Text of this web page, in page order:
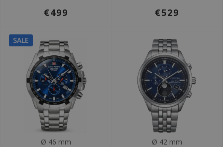
€499 €529
SALE
Ø 46 mm Ø 42 mm